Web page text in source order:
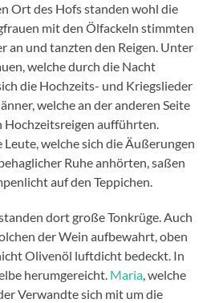
Ort des Hofs standen wohl die
mit den Ölfackeln stimmten
an und tanzten den Reigen. Unter
welche durch die Nacht
die Hochzeits- und Kriegslieder
welche an der anderen Seite
Hochzeitsreigen aufführten.
welche sich die Äußerungen
Ruhe anhörten, saßen
auf den Teppichen.
dort große Tonkrüge. Auch
der Wein aufbewahrt, oben
Olivenöl luftdicht bedeckt. In
herumgereicht. Maria, welche
Verwandte sich mit um die